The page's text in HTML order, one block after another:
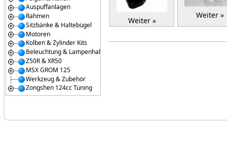
Auspuffanlagen
Rahmen
Sitzbänke & Haltebügel
Motoren
Kolben & Zylinder Kits
Beleuchtung & Lampenhalter
Z50R & XR50
MSX GROM 125
Werkzeug & Zubehör
Zongshen 124cc Tuning
Weiter »
Weiter »